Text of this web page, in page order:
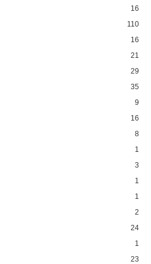
16
110
16
21
29
35
9
16
8
1
3
1
1
2
24
1
23